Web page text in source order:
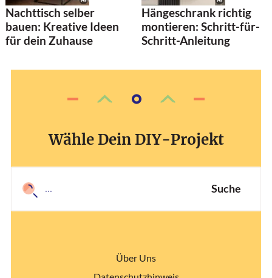
Nachttisch selber
bauen: Kreative Ideen
für dein Zuhause
Hängeschrank richtig
montieren: Schritt-für-
Schritt-Anleitung
Wähle Dein DIY-Projekt
Suche
Über Uns